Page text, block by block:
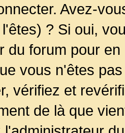
Avez-
? Si oui,
du forum pour
vous n'êtes
vérifiez et
de là que